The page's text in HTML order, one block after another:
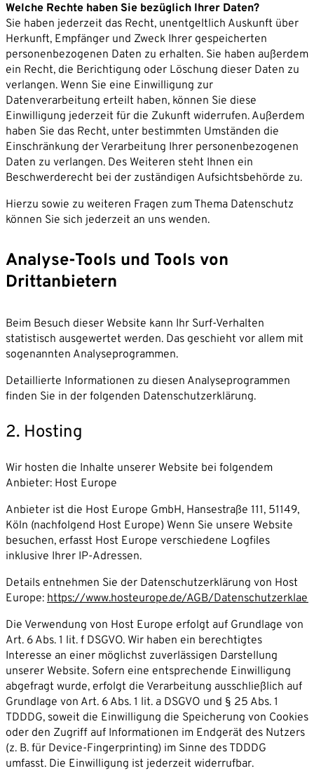
Welche Rechte haben Sie bezüglich Ihrer Daten?
Sie haben jederzeit das Recht, unentgeltlich Auskunft über
Herkunft, Empfänger und Zweck Ihrer gespeicherten
personenbezogenen Daten zu erhalten. Sie haben außerdem
ein Recht, die Berichtigung oder Löschung dieser Daten zu
verlangen. Wenn Sie eine Einwilligung zur
Datenverarbeitung erteilt haben, können Sie diese
Einwilligung jederzeit für die Zukunft widerrufen. Außerdem
haben Sie das Recht, unter bestimmten Umständen die
Einschränkung der Verarbeitung Ihrer personenbezogenen
Daten zu verlangen. Des Weiteren steht Ihnen ein
Beschwerderecht bei der zuständigen Aufsichtsbehörde zu.
Hierzu sowie zu weiteren Fragen zum Thema Datenschutz
können Sie sich jederzeit an uns wenden.
Analyse-Tools und Tools von
Drittanbietern
Beim Besuch dieser Website kann Ihr Surf-Verhalten
statistisch ausgewertet werden. Das geschieht vor allem mit
sogenannten Analyseprogrammen.
Detaillierte Informationen zu diesen Analyseprogrammen
finden Sie in der folgenden Datenschutzerklärung.
2. Hosting
Wir hosten die Inhalte unserer Website bei folgendem
Anbieter: Host Europe
Anbieter ist die Host Europe GmbH, Hansestraße 111, 51149,
Köln (nachfolgend Host Europe) Wenn Sie unsere Website
besuchen, erfasst Host Europe verschiedene Logfiles
inklusive Ihrer IP-Adressen.
Details entnehmen Sie der Datenschutzerklärung von Host
Europe: https://www.hosteurope.de/AGB/
Die Verwendung von Host Europe erfolgt auf Grundlage von
Art. 6 Abs. 1 lit. f DSGVO. Wir haben ein berechtigtes
Interesse an einer möglichst zuverlässigen Darstellung
unserer Website. Sofern eine entsprechende Einwilligung
abgefragt wurde, erfolgt die Verarbeitung ausschließlich auf
Grundlage von Art. 6 Abs. 1 lit. a DSGVO und § 25 Abs. 1
TDDDG, soweit die Einwilligung die Speicherung von Cookies
oder den Zugriff auf Informationen im Endgerät des Nutzers
(z. B. für Device-Fingerprinting) im Sinne des TDDDG
umfasst. Die Einwilligung ist jederzeit widerrufbar.
Sie müssen den Inhalt vonreCAPTCHAladen, um das
Formular abzuschicken. Bitte beachten Sie, dass dabei
Daten mit Drittanbietern ausgetauscht werden.
Mehr Informationen
Inhalt entsperren
Erforderlichen Service akzeptieren und
Inhalte entsperren